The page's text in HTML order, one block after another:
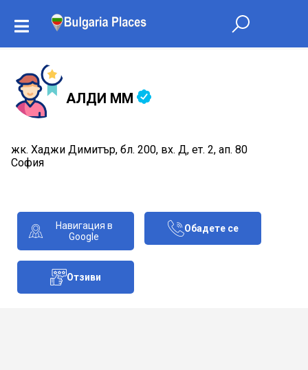
АЛДИ ММ
жк. Хаджи Димитър, бл. 200, вх. Д, ет. 2, ап. 80
София
Навигация в
Google
Обадете се
Отзиви